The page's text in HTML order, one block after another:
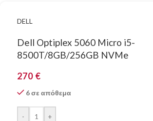
DELL
Dell Optiplex 5060 Micro i5-
8500T/8GB/256GB NVMe
270 €
6 σε απόθεμα
- +